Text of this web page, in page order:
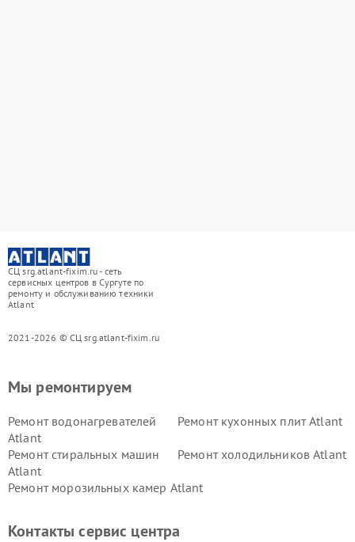
СЦ srg.atlant-fixim.ru - сеть
сервисных центров в Сургуте по
ремонту и обслуживанию техники
Atlant
2021-2026 © СЦ srg.atlant-fixim.ru
Мы ремонтируем
Ремонт водонагревателей
Atlant
Ремонт кухонных плит Atlant
Ремонт стиральных машин
Atlant
Ремонт холодильников Atlant
Ремонт морозильных камер Atlant
Контакты сервис центра